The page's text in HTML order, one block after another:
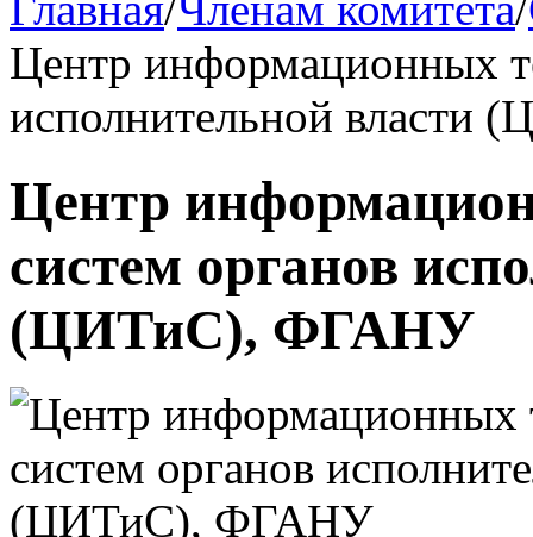
Центр информационных
исполнительной
Центр
систем органов
(ЦИТиС), ФГАНУ